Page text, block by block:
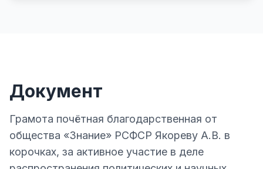
Документ
Грамота почётная благодарственная от
общества «Знание» РСФСР Якореву А.В. в
корочках, за активное участие в деле